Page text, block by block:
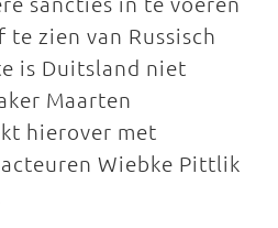
te zien van Russisch
is Duitsland niet
Maarten
hierover met
Wiebke Pittlik